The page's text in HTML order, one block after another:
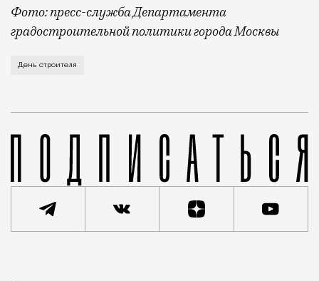
Фото: пресс-служба Департамента
градостроительной политики города Москвы
В этом году профессиональный праздник День
День строителя